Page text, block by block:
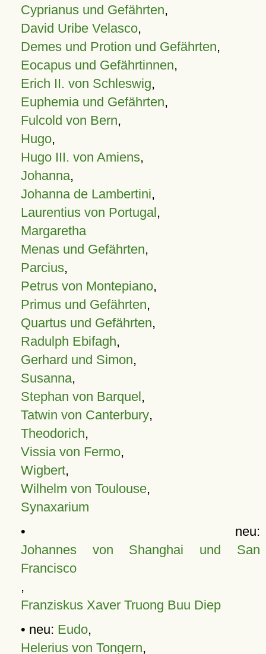
Cyprianus und Gefährten,
David Uribe Velasco,
Demes und Protion und Gefährten,
Eocapus und Gefährtinnen,
Erich II. von Schleswig,
Euphemia und Gefährten,
Fulcold von Bern,
Hugo,
Hugo III. von Amiens,
Johanna,
Johanna de Lambertini,
Laurentius von Portugal,
Margaretha
Menas und Gefährten,
Parcius,
Petrus von Montepiano,
Primus und Gefährten,
Quartus und Gefährten,
Radulph Ebifagh,
Gerhard und Simon,
Susanna,
Stephan von Barquel,
Tatwin von Canterbury,
Theodorich,
Vissia von Fermo,
Wigbert,
Wilhelm von Toulouse,
Synaxarium
• neu:
Johannes von Shanghai und San
Francisco
,
Franziskus Xaver Truong Buu Diep
• neu: Eudo,
Helerius von Tongern,